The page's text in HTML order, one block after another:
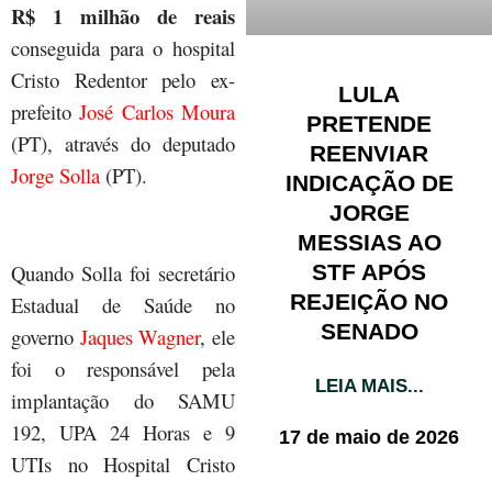
R$ 1 milhão de reais
conseguida para o hospital
Cristo Redentor pelo ex-
prefeitoJosé Carlos Moura
(PT), através do deputado
Jorge Solla (PT).
Quando Solla foi secretário
Estadual de Saúde no
governo Jaques Wagner, ele
foi o responsável pela
implantação do SAMU
192, UPA 24 Horas e 9
UTIs no Hospital Cristo
LULA
PRETENDE
REENVIAR
INDICAÇÃO DE
JORGE
MESSIAS AO
STF APÓS
REJEIÇÃO NO
SENADO
LEIA MAIS...
17 de maio de 2026